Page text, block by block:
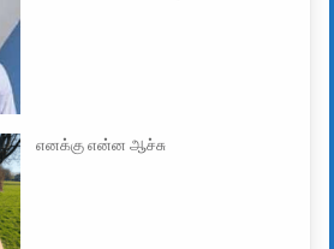
எனக்கு என்ன ஆச்சு